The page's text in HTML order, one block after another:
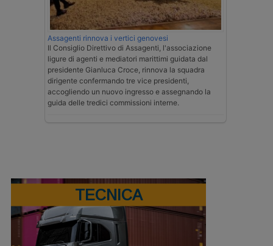
Assagenti rinnova i vertici genovesi
Il Consiglio Direttivo di Assagenti, l'associazione
ligure di agenti e mediatori marittimi guidata dal
presidente Gianluca Croce, rinnova la squadra
dirigente confermando tre vice presidenti,
accogliendo un nuovo ingresso e assegnando la
guida delle tredici commissioni interne.
TECNICA